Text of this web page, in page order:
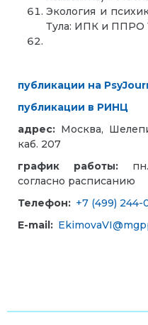
Экология и
Тула: ИПК и ППРО
публикации на
публикации в РИНЦ
адрес: Москва,
каб. 207
график работы:пн.-
согласно расписанию
Телефон: +7 (499) 244-
E-mail: